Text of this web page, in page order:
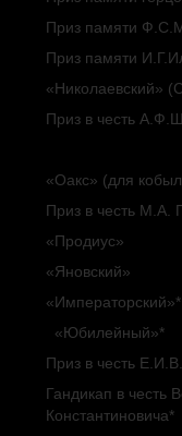
Приз памяти
Приз памяти
«Николаевский»
Приз в честь
«Оакс» (для
Приз в честь М.А.
«Продиус»
«Яновский»
«Императорский»*
«Юбилейный»*
Приз в честь
Гандикап в честь
Константиновича*